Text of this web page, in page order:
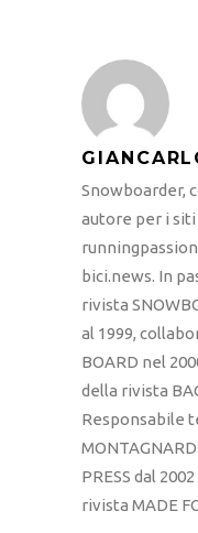
Snowboarder,
autore per i
bici.news. In
rivista
al 1999,
BOARD nel
della rivista
Responsabile
PRESS dal
rivista MADE